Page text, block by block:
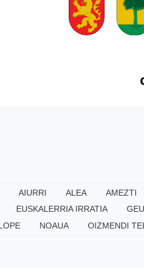
AIURRI ALEA AMEZTI
EUSKALERRIA IRRATIA
NOAUA OIZMENDI